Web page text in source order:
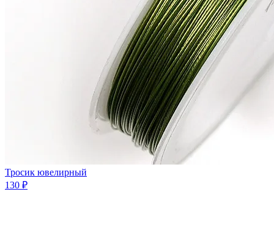
Тросик ювелирный
130 ₽